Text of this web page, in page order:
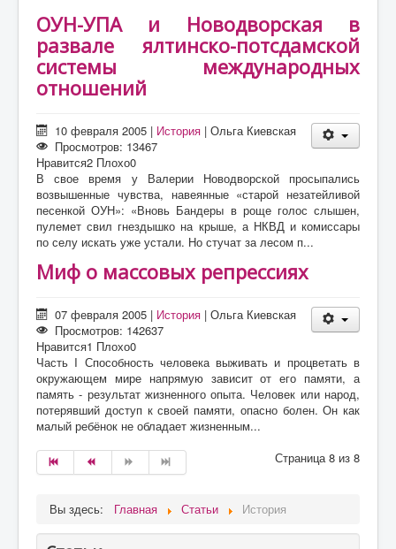
Литература
ОУН-УПА и Новодворская в
развале ялтинско-потсдамской
системы международных
отношений
10 февраля 2005 | История |Ольга Киевская
Просмотров: 13467
Нравится2 Плохо0
В свое время у Валерии Новодворской просыпались
возвышенные чувства, навеянные «старой незатейливой
песенкой ОУН»: «Вновь Бандеры в роще голос слышен,
пулемет свил гнездышко на крыше, а НКВД и комиссары
по селу искать уже устали. Но стучат за лесом п...
Миф о массовых репрессиях
07 февраля 2005 | История |Ольга Киевская
Просмотров: 142637
Нравится1 Плохо0
Часть I Способность человека выживать и процветать в
окружающем мире напрямую зависит от его памяти, а
память - результат жизненного опыта. Человек или народ,
потерявший доступ к своей памяти, опасно болен. Он как
малый ребёнок не обладает жизненным...
Страница 8 из 8
Вы здесь: Главная Статьи История